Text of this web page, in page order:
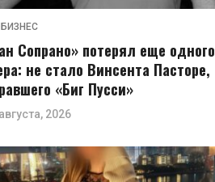
Сопрано» потерял еще одного
не стало Винсента Пасторе,
«Биг Пусси»
2026